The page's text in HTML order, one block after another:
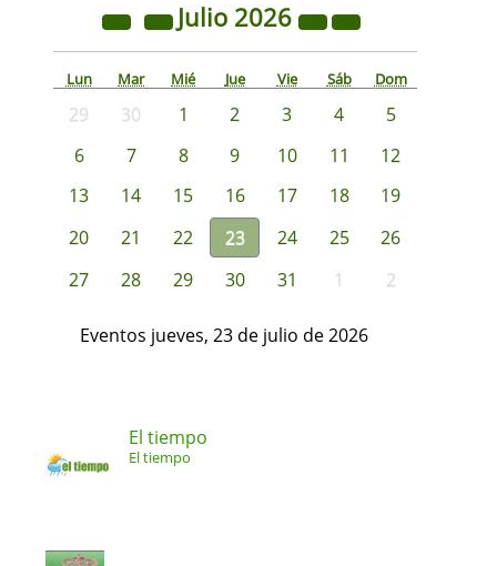
Julio 2026
Lun Mar Mié Jue Vie Sáb Dom
29 30 1 2 3 4
5
6
7 8 9 10 11
12
13
14 15 16 17 18
19
20
21 22 23 24 25
26
27
28 29 30 31 1 2
Eventos jueves, 23 de julio de 2026
El tiempo
El tiempo